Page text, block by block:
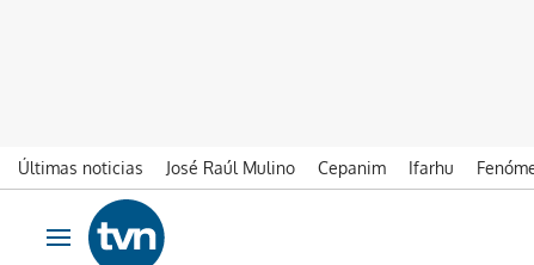
Últimas noticias José Raúl Mulino Cepanim Ifarhu
Ir al contenido
Obrir navegació